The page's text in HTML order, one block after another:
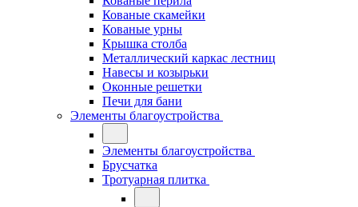
Кованые скамейки
Кованые урны
Крышка столба
Металлический каркас лестниц
Навесы и козырьки
Оконные решетки
Печи для бани
Элементы благоустройства
Элементы благоустройства
Брусчатка
Тротуарная плитка